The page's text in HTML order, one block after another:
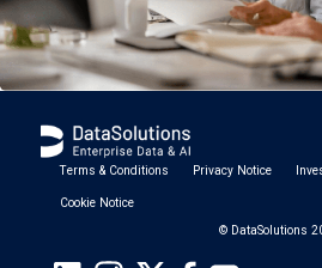
Terms & Conditions Privacy Notice
Cookie Notice
© DataSolutions